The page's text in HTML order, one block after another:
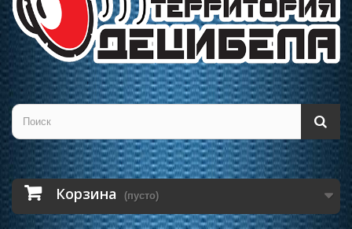
Корзина (пусто)